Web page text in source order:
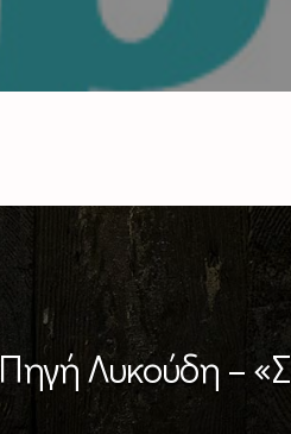
Πηγή Λυκούδη –